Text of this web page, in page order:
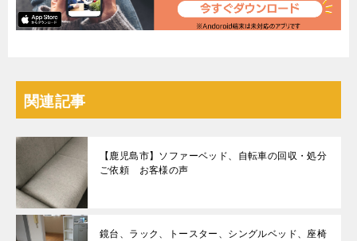
関連記事
【鹿児島市】ソファーベッド、自転車の回収・処分
ご依頼 お客様の声
鏡台、ラック、トースター、シングルベッド、座椅